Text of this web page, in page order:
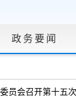
政务要闻
制度 | 政策文件
员会召开第十五